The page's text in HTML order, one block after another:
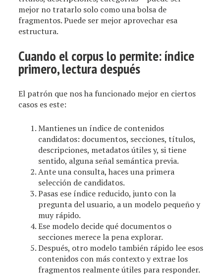
mejor no tratarlo solo como una bolsa de
fragmentos. Puede ser mejor aprovechar esa
estructura.
Cuando el corpus lo permite: índice
primero, lectura después
El patrón que nos ha funcionado mejor en ciertos
casos es este:
Mantienes un índice de contenidos
candidatos: documentos, secciones, títulos,
descripciones, metadatos útiles y, si tiene
sentido, alguna señal semántica previa.
Ante una consulta, haces una primera
selección de candidatos.
Pasas ese índice reducido, junto con la
pregunta del usuario, a un modelo pequeño y
muy rápido.
Ese modelo decide qué documentos o
secciones merece la pena explorar.
Después, otro modelo también rápido lee esos
contenidos con más contexto y extrae los
fragmentos realmente útiles para responder.